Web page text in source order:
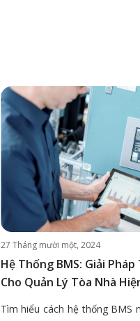
27 Tháng mười một, 2024
Hệ Thống BMS: Giải Pháp
Cho Quản Lý Tòa Nhà
Tìm hiểu cách hệ thống BMS